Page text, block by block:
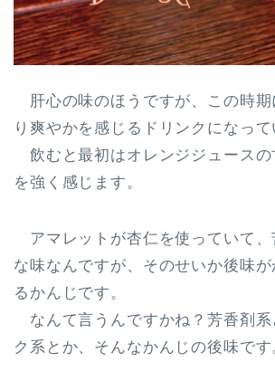
肝心の味のほうですが、この時期
り爽やかを感じるドリンクになって
飲むと最初はオレンジジュースの
を強く感じます。
アマレットが杏仁を使っていて、
な味なんですが、そのせいか後味
るかんじです。
なんて言うんですかね？芳香剤系
ク系とか、そんなかんじの後味です